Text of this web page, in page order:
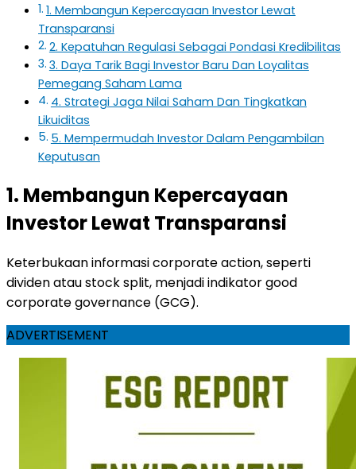
1. Membangun Kepercayaan Investor Lewat
Transparansi
2. Kepatuhan Regulasi Sebagai Pondasi Kredibilitas
3. Daya Tarik Bagi Investor Baru Dan Loyalitas
Pemegang Saham Lama
4. Strategi Jaga Nilai Saham Dan Tingkatkan
Likuiditas
5. Mempermudah Investor Dalam Pengambilan
Keputusan
1. Membangun Kepercayaan
Investor Lewat Transparansi
Keterbukaan informasi corporate action, seperti
dividen atau stock split, menjadi indikator good
corporate governance (GCG).
ADVERTISEMENT